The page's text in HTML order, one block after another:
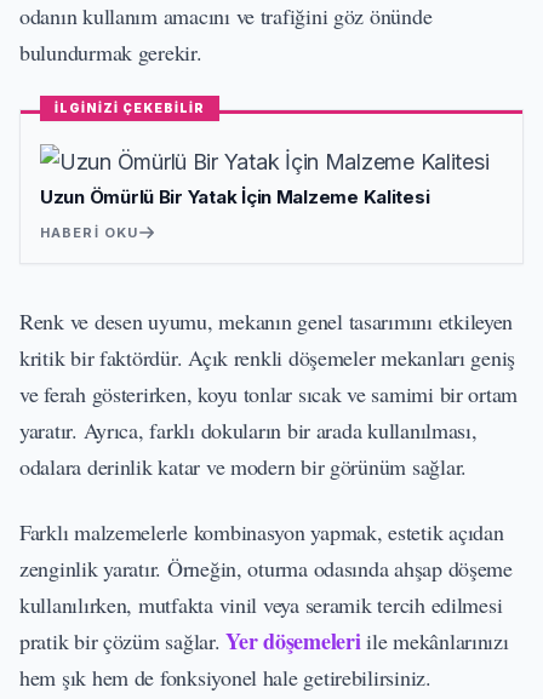
odanın kullanım amacını ve trafiğini göz önünde
bulundurmak gerekir.
İLGİNİZİ ÇEKEBİLİR
Uzun Ömürlü Bir Yatak İçin Malzeme Kalitesi
HABERI OKU
Renk ve desen uyumu, mekanın genel tasarımını etkileyen
kritik bir faktördür. Açık renkli döşemeler mekanları geniş
ve ferah gösterirken, koyu tonlar sıcak ve samimi bir ortam
yaratır. Ayrıca, farklı dokuların bir arada kullanılması,
odalara derinlik katar ve modern bir görünüm sağlar.
Farklı malzemelerle kombinasyon yapmak, estetik açıdan
zenginlik yaratır. Örneğin, oturma odasında ahşap döşeme
kullanılırken, mutfakta vinil veya seramik tercih edilmesi
pratik bir çözüm sağlar.Yer döşemeleriile mekânlarınızı
hem şık hem de fonksiyonel hale getirebilirsiniz.